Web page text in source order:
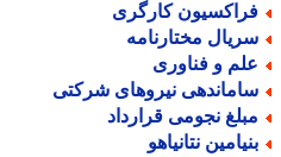
کارگری
مختارنامه
و فناوری
نیروهای شرکتی
نجومی قرارداد
نتانیاهو